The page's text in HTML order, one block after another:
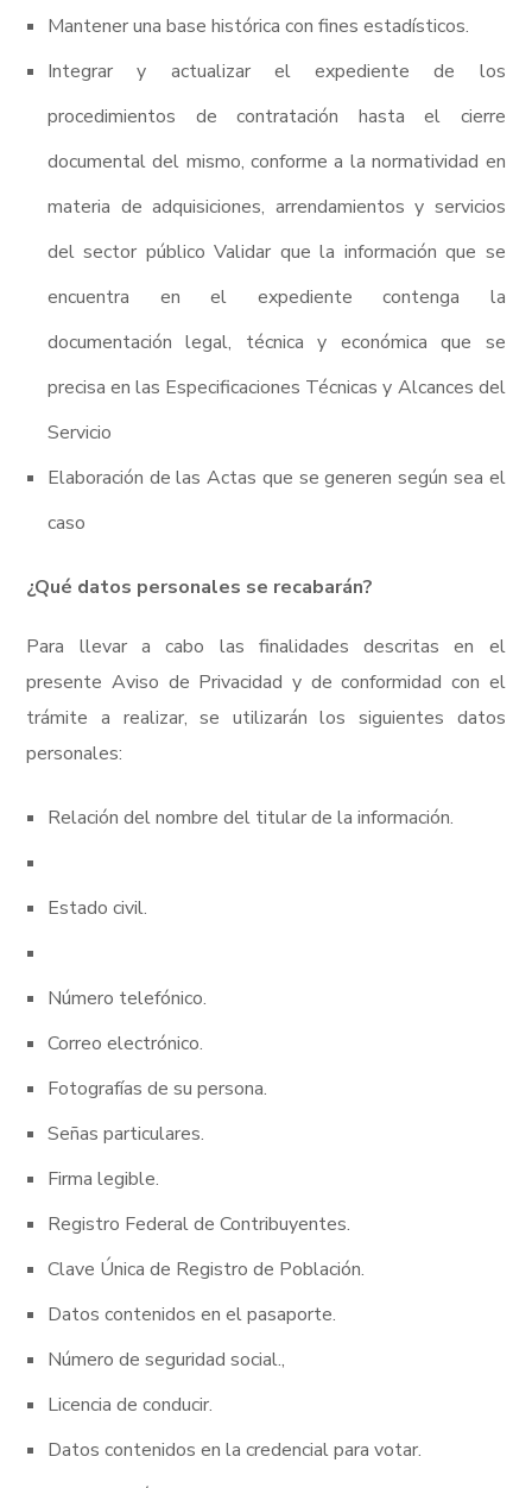
Mantener una base histórica con fines estadísticos.
Integrar y actualizar el expediente de los
procedimientos de contratación hasta el cierre
documental del mismo, conforme a la normatividad en
materia de adquisiciones, arrendamientos y servicios
del sector público Validar que la información que se
encuentra en el expediente contenga la
documentación legal, técnica y económica que se
precisa en las Especificaciones Técnicas y Alcances del
Servicio
Elaboración de las Actas que se generen según sea el
caso
¿Qué datos personales se recabarán?
Para llevar a cabo las finalidades descritas en el
presente Aviso de Privacidad y de conformidad con el
trámite a realizar, se utilizarán los siguientes datos
personales:
Relación del nombre del titular de la información.
Estado civil.
Número telefónico.
Correo electrónico.
Fotografías de su persona.
Señas particulares.
Firma legible.
Registro Federal de Contribuyentes.
Clave Única de Registro de Población.
Datos contenidos en el pasaporte.
Número de seguridad social.,
Licencia de conducir.
Datos contenidos en la credencial para votar.